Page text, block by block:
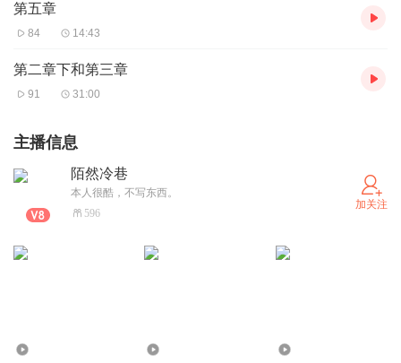
第五章
84 14:43
第二章下和第三章
91 31:00
主播信息
陌然冷巷
本人很酷，不写东西。
596
加关注